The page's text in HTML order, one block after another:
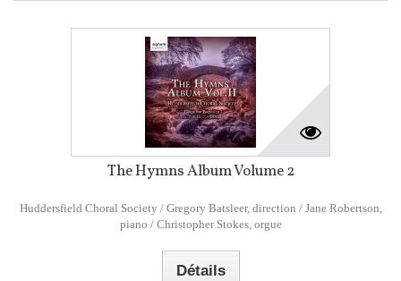
The Hymns Album Volume 2
Huddersfield Choral Society / Gregory Batsleer, direction / Jane Robertson,
piano / Christopher Stokes, orgue
Détails